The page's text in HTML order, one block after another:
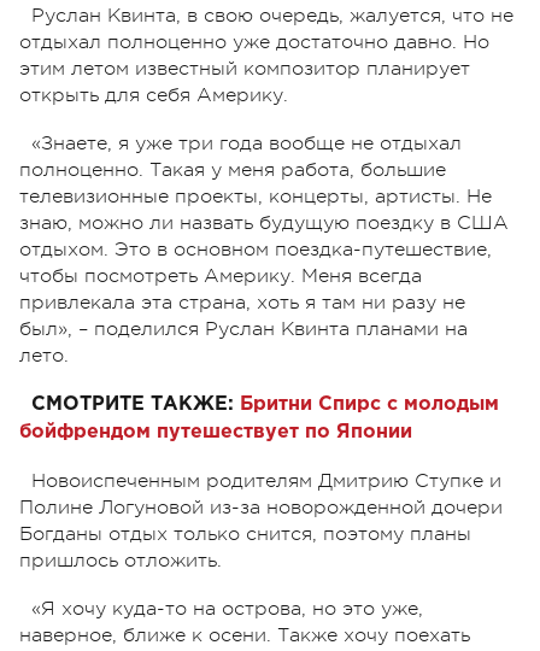
Руслан Квинта, в свою очередь, жалуется, что не
отдыхал полноценно уже достаточно давно. Но
этим летом известный композитор планирует
открыть для себя Америку.
«Знаете, я уже три года вообще не отдыхал
полноценно. Такая у меня работа, большие
телевизионные проекты, концерты, артисты. Не
знаю, можно ли назвать будущую поездку в США
отдыхом. Это в основном поездка-путешествие,
чтобы посмотреть Америку. Меня всегда
привлекала эта страна, хоть я там ни разу не
был», – поделился Руслан Квинта планами на
лето.
СМОТРИТЕ ТАКЖЕ: Бритни Спирс с молодым
бойфрендом путешествует по Японии
Новоиспеченным родителям Дмитрию Ступке и
Полине Логуновой из-за новорожденной дочери
Богданы отдых только снится, поэтому планы
пришлось отложить.
«Я хочу куда-то на острова, но это уже,
наверное, ближе к осени. Также хочу поехать